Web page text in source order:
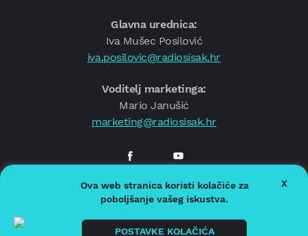
Glavna urednica:
Iva Mušec Posilović
iva.posilovic@radiosisak.hr
Voditelj marketinga:
Mario Janušić
marketing@radiosisak.hr
© 2026.Radio Sisak
Politika privatnosti
Politika kolačića
Ova web stranica koristi kolačiće za
poboljšanje vašeg iskustva.
POSTAVKE KOLAČIĆA
X